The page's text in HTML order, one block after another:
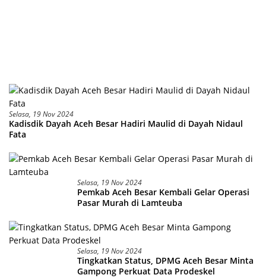
Selasa, 19 Nov 2024
Kadisdik Dayah Aceh Besar Hadiri Maulid di Dayah Nidaul
Fata
Selasa, 19 Nov 2024
Pemkab Aceh Besar Kembali Gelar Operasi
Pasar Murah di Lamteuba
Selasa, 19 Nov 2024
Tingkatkan Status, DPMG Aceh Besar Minta
Gampong Perkuat Data Prodeskel